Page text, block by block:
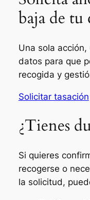
baja de tu
Una sola
datos para que
recogida y
Solicitar tasación
¿Tienes
Si quieres
recogerse o
la solicitud,